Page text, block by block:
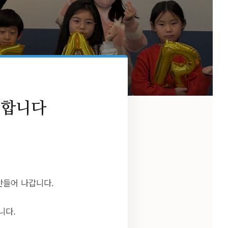
니다
어 나갑니다.
다.